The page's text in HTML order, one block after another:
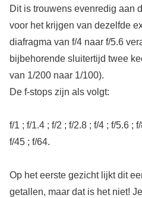
Dit is trouwens evenredig aan
voor het krijgen van dezelfde
diafragma van f/4 naar f/5.6
bijbehorende sluitertijd twee
van 1/200 naar 1/100).
De f-stops zijn als volgt:
f/1 ; f/1.4 ; f/2 ; f/2.8 ; f/4 ; f/5.6 ;
f/45 ; f/64.
Op het eerste gezicht lijkt dit
getallen, maar dat is het niet!